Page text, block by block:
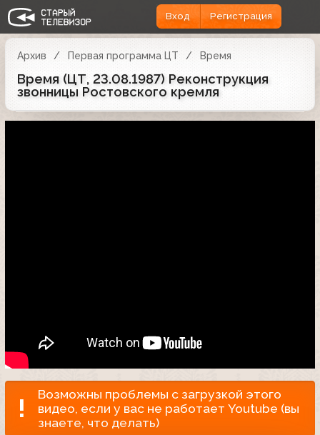
Вход Регистрация
Архив Первая программа ЦТ Время
Время (ЦТ, 23.08.1987) Реконструкция
звонницы Ростовского кремля
Возможны проблемы с загрузкой этого
видео, если у вас не работает Youtube (вы
знаете, что делать)